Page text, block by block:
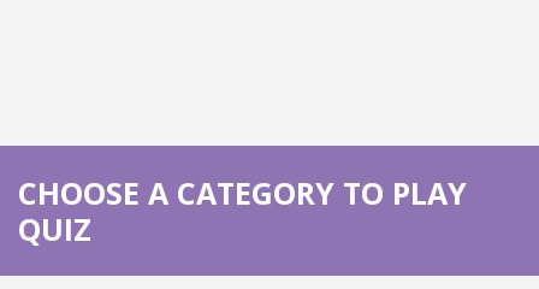
CHOOSE A CATEGORY TO PLAY
QUIZ